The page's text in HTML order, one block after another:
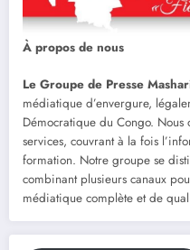
À propos de nous
Le Groupe de Presse
médiatique d’envergure,
Démocratique du Congo.
services, couvrant à la fois
formation. Notre groupe se
combinant plusieurs canaux
médiatique complète et de